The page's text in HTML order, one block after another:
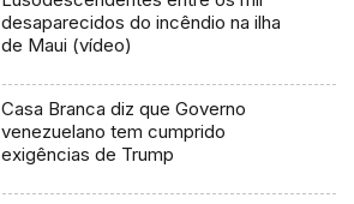
desaparecidos do incêndio na ilha
de Maui (vídeo)
Casa Branca diz que Governo
venezuelano tem cumprido
exigências de Trump